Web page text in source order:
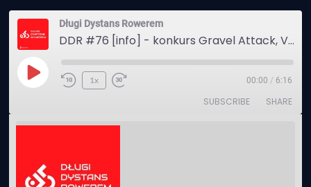
Długi Dystans Rowerem
DDR #76 [info] - konkurs Gravel Attack, Varmia Gravel, Bike Expo, Inspire India Ultra Race
Play
1x 00:00 / 6:16
SUBSCRIBE SHARE